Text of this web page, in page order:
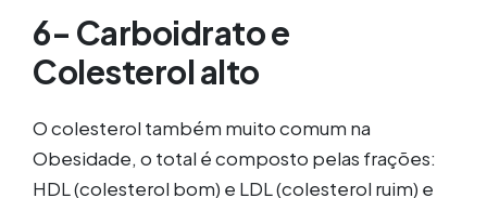
6- Carboidrato e
Colesterol alto
O colesterol também muito comum na
Obesidade, o total é composto pelas frações:
HDL (colesterol bom) e LDL (colesterol ruim) e